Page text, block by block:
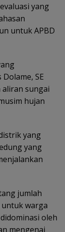
yang
untuk APBD
SE
sungai
hujan
yang
yang
jumlah
warga
oleh
mengenai